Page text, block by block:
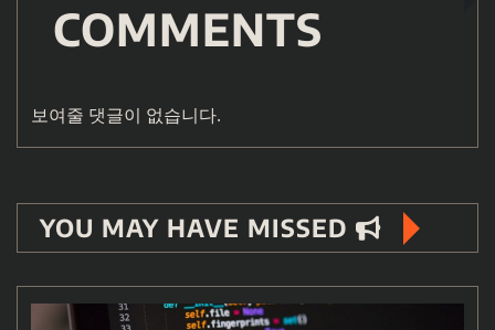
COMMENTS
보여줄 댓글이 없습니다.
YOU MAY HAVE MISSED